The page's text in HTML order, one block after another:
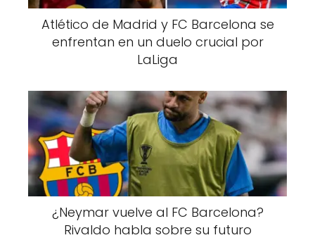
Atlético de Madrid y FC Barcelona se
enfrentan en un duelo crucial por
LaLiga
¿Neymar vuelve al FC Barcelona?
Rivaldo habla sobre su futuro